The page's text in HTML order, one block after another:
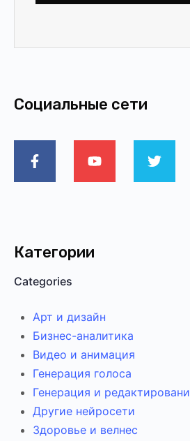
Социальные сети
Категории
Categories
Арт и дизайн
Бизнес-аналитика
Видео и анимация
Генерация голоса
Генерация и
Другие нейросети
Здоровье и велнес